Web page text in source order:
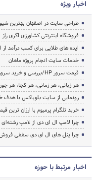
اخبار ویژه
طراحی سایت در اصفهان بهترین
فروشگاه اینترنتی کشاورزی اگری راز
ایده های طلایی برای کسب درآمد از
خدمات سایت انجام پروژه ماهان
قیمت سرور HP/بررسی و خرید سرور اچ پی
هر زبانی، هر زمانی، هر کجا، هر
رونمایی از سایت بلوباکس با هدف
خرید تلگرام پرمیوم با ارزان ترین
چرا لامپ ال ای دی از لامپ
چرا پنل های ال ای دی سقفی فروش
اخبار مرتبط با حوزه